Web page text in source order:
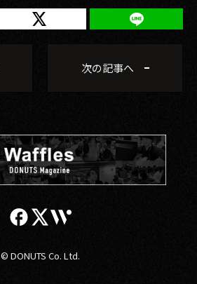
次の記事へ
© DONUTS Co. Ltd.